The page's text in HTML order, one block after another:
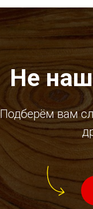
Не
Подберём вам